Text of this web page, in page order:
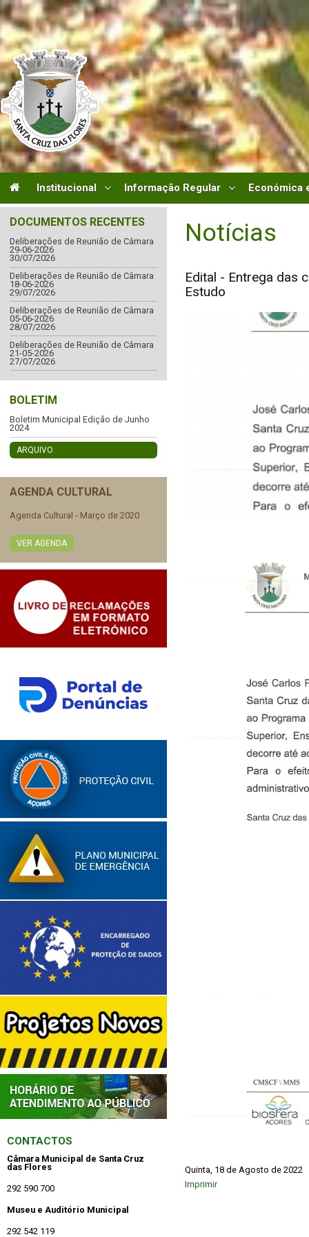
Institucional Informação Regular Económica
DOCUMENTOS RECENTES
Deliberações de Reunião de Câmara
29-06-2026
30/07/2026
Deliberações de Reunião de Câmara
18-06-2026
29/07/2026
Deliberações de Reunião de Câmara
05-06-2026
28/07/2026
Deliberações de Reunião de Câmara
21-05-2026
27/07/2026
BOLETIM
Boletim Municipal Edição de Junho
2024
ARQUIVO
AGENDA CULTURAL
Agenda Cultural - Março de 2020
VER AGENDA
CONTACTOS
Câmara Municipal de Santa Cruz
das Flores
292 590 700
Museu e Auditório Municipal
292 542 119
Notícias
Edital - Entrega das
Estudo
Quinta, 18 de Agosto de 2022
Imprimir